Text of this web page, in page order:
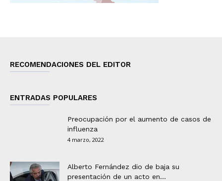
RECOMENDACIONES DEL EDITOR
ENTRADAS POPULARES
Preocupación por el aumento de casos de
influenza
4 marzo, 2022
Alberto Fernández dio de baja su
presentación de un acto en...